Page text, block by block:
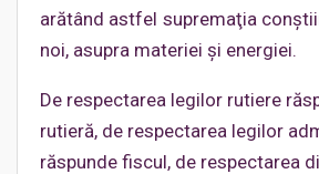
arătând astfel supremaţia
noi, asupra materiei şi energiei.
De respectarea legilor rutiere
rutieră, de respectarea legilor
răspunde fiscul, de respectarea